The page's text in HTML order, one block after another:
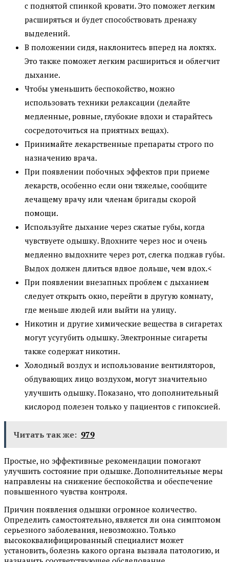
с поднятой спинкой кровати. Это поможет легким
расширяться и будет способствовать дренажу
выделений.
В положении сидя, наклонитесь вперед на локтях.
Это также поможет легким расшириться и облегчит
дыхание.
Чтобы уменьшить беспокойство, можно
использовать техники релаксации (делайте
медленные, ровные, глубокие вдохи и старайтесь
сосредоточиться на приятных вещах).
Принимайте лекарственные препараты строго по
назначению врача.
При появлении побочных эффектов при приеме
лекарств, особенно если они тяжелые, сообщите
лечащему врачу или членам бригады скорой
помощи.
Используйте дыхание через сжатые губы, когда
чувствуете одышку. Вдохните через нос и очень
медленно выдохните через рот, слегка поджав губы.
Выдох должен длиться вдвое дольше, чем вдох.<
При появлении внезапных проблем с дыханием
следует открыть окно, перейти в другую комнату,
где меньше людей или выйти на улицу.
Никотин и другие химические вещества в сигаретах
могут усугубить одышку. Электронные сигареты
также содержат никотин.
Холодный воздух и использование вентиляторов,
обдувающих лицо воздухом, могут значительно
улучшить одышку. Показано, что дополнительный
кислород полезен только у пациентов с гипоксией.
Читать так же: 979
Простые, но эффективные рекомендации помогают
улучшить состояние при одышке. Дополнительные меры
направлены на снижение беспокойства и обеспечение
повышенного чувства контроля.
Причин появления одышки огромное количество.
Определить самостоятельно, является ли она симптомом
серьезного заболевания, невозможно. Только
высококвалифицированный специалист может
установить, болезнь какого органа вызвала патологию, и